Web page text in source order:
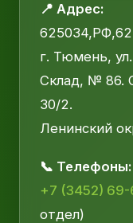
📍 Адрес:
г. Тюмень,
Склад, № 86.
30/2.
Ленинский
📞 Телефоны:
+7 (3452)
отдел)